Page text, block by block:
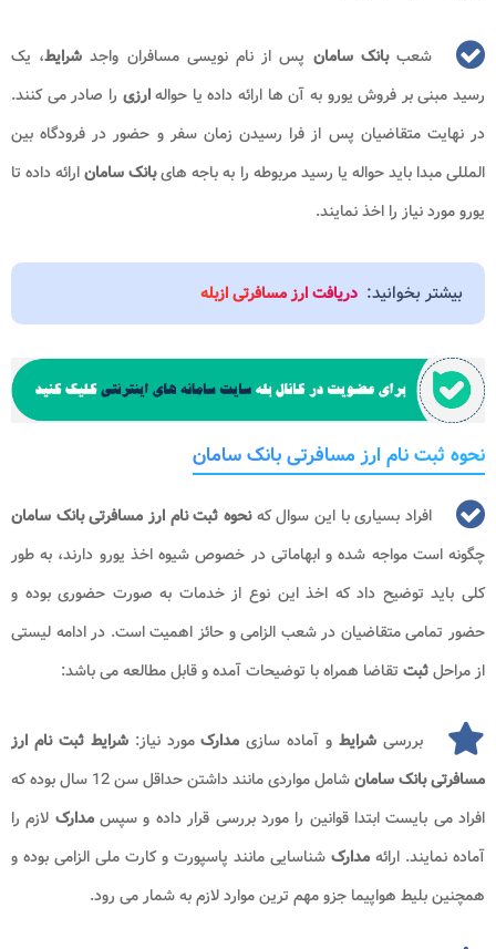
شعببانک سامان پس از نام نویسی مسافران واجد شرایط، یک
رسید مبنی بر فروش یورو به آن ها ارائه داده یا حوالهارزی را صادر می کنند.
در نهایت متقاضیان پس از فرا رسیدن زمان سفر و حضور در فرودگاه بین
المللی مبدا باید حواله یا رسید مربوطه را به باجه هایبانک سامانارائه داده تا
یورو مورد نیاز را اخذ نمایند.
بیشتر بخوانید: دریافت ارز مسافرتی ازبله
نحوه ثبت نام ارز مسافرتی بانک سامان
افراد بسیاری با این سوال کهنحوه ثبت نام ارز مسافرتی بانک سامان
چگونه است مواجه شده و ابهاماتی در خصوص شیوه اخذ یورو دارند، به طور
کلی باید توضیح داد که اخذ این نوع از خدمات به صورت حضوری بوده و
حضور تمامی متقاضیان در شعب الزامی و حائز اهمیت است. در ادامه لیستی
از مراحلثبت تقاضا همراه با توضیحات آمده و قابل مطالعه می باشد:
بررسی شرایط و آماده سازی مدارکمورد نیاز:شرایط ثبت نام ارز
مسافرتی بانک سامان
شامل مواردی مانند داشتن حداقل سن 12 سال بوده که
افراد می بایست ابتدا قوانین را مورد بررسی قرار داده و سپسمدارک لازم را
آماده نمایند. ارائه مدارک شناسایی مانند پاسپورت و کارت ملی الزامی بوده و
همچنین بلیط هواپیما جزو مهم ترین موارد لازم به شمار می رود.